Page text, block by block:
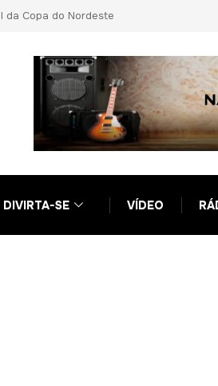
a Ciro Nogueira
DIVIRTA-SE VÍDEO